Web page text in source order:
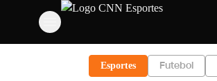
Esportes Futebol